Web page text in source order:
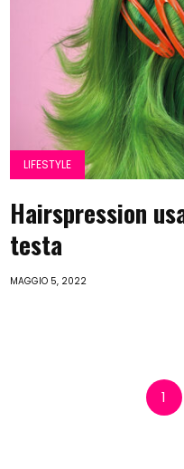
LIFESTYLE
Hairspression
testa
MAGGIO 5, 2022
1